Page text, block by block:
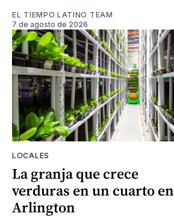
EL TIEMPO LATINO TEAM
7 de agosto de 2026
LOCALES
La granja que crece
verduras en un cuarto en
Arlington